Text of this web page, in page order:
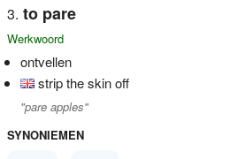
to pare
Werkwoord
ontvellen
strip the skin off
"pare apples"
SYNONIEMEN